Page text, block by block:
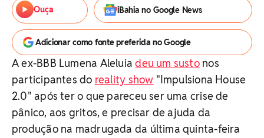
Ouça
iBahia no Google News
Adicionar como fonte preferida no Google
A ex-BBB Lumena Aleluiadeu um sustonos
participantes do reality show "Impulsiona House
2.0" após ter o que pareceu ser uma crise de
pânico, aos gritos, e precisar de ajuda da
produção na madrugada da última quinta-feira